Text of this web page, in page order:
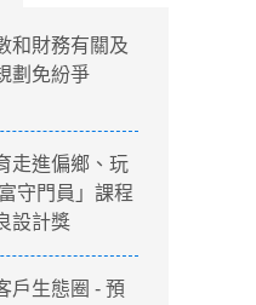
和財務有關及
劃免紛爭
走進偏鄉、玩
守門員」課程
設計獎
戶生態圈 - 預